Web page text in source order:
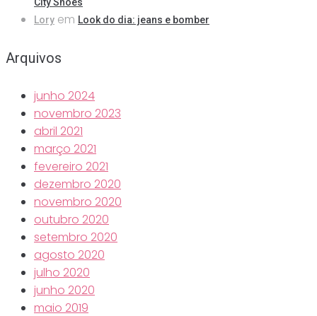
City Shoes
Lory em Look do dia: jeans e bomber
Arquivos
junho 2024
novembro 2023
abril 2021
março 2021
fevereiro 2021
dezembro 2020
novembro 2020
outubro 2020
setembro 2020
agosto 2020
julho 2020
junho 2020
maio 2019